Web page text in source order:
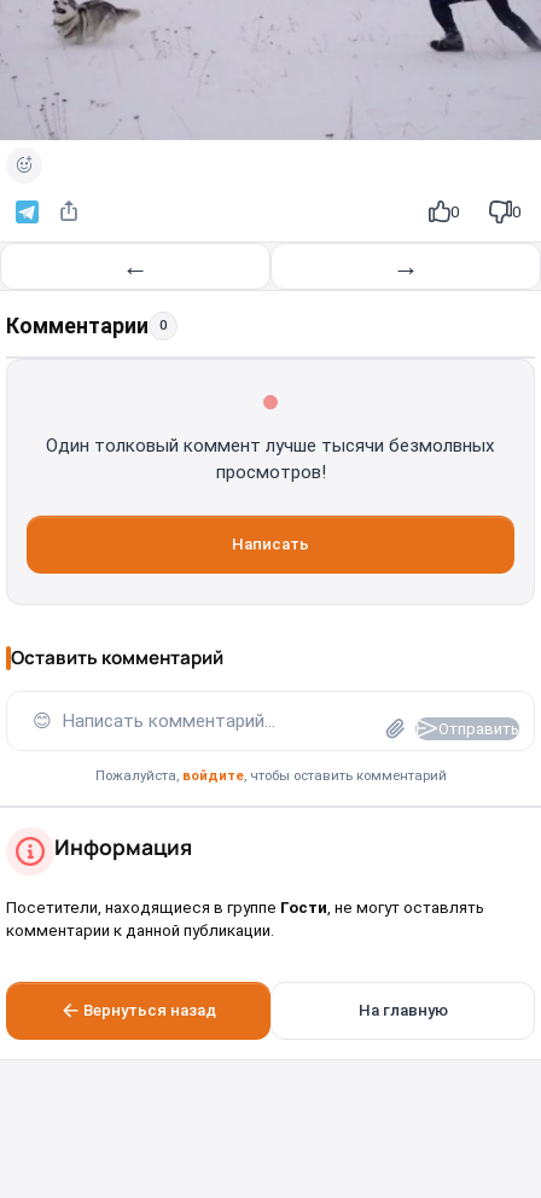
0 0
← →
Комментарии 0
Один толковый коммент лучше тысячи безмолвных
просмотров!
Написать
Оставить комментарий
😊 Написать комментарий... Отправить
Пожалуйста, войдите, чтобы оставить комментарий
Информация
Посетители, находящиеся в группе Гости , не могут оставлять
комментарии к данной публикации.
Вернуться назад На главную